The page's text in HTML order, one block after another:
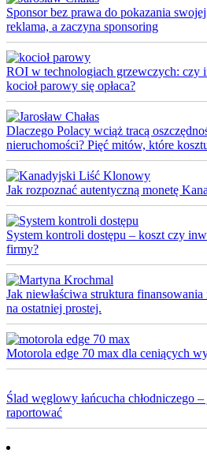
Sponsor bez prawa do pokazania
reklama, a zaczyna sponsoring
ROI w technologiach grzewczych: czy
kocioł parowy się opłaca?
Dlaczego Polacy wciąż tracą
nieruchomości? Pięć mitów, które
Jak rozpoznać autentyczną monetę
System kontroli dostępu – koszt czy
firmy?
Jak niewłaściwa struktura
na ostatniej prostej.
Motorola edge 70 max dla ceniących
Ślad węglowy łańcucha chłodniczego
raportować